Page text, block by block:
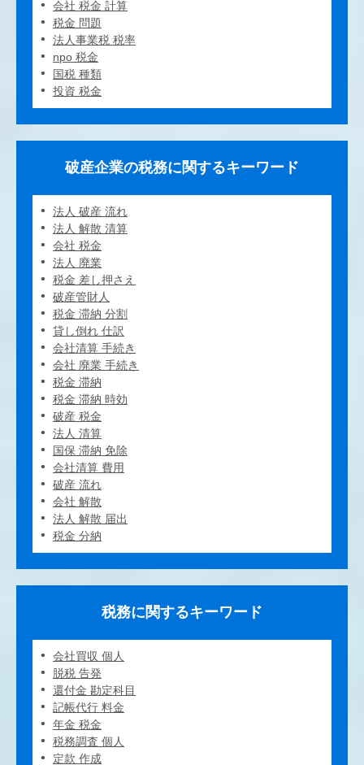
会社 税金 計算
税金 問題
法人事業税 税率
npo 税金
国税 種類
投資 税金
破産企業の税務に関するキーワード
法人 破産 流れ
法人 解散 清算
会社 税金
法人 廃業
税金 差し押さえ
破産管財人
税金 滞納 分割
貸し倒れ 仕訳
会社清算 手続き
会社 廃業 手続き
税金 滞納
税金 滞納 時効
破産 税金
法人 清算
国保 滞納 免除
会社清算 費用
破産 流れ
会社 解散
法人 解散 届出
税金 分納
税務に関するキーワード
会社買収 個人
脱税 告発
還付金 勘定科目
記帳代行 料金
年金 税金
税務調査 個人
定款 作成